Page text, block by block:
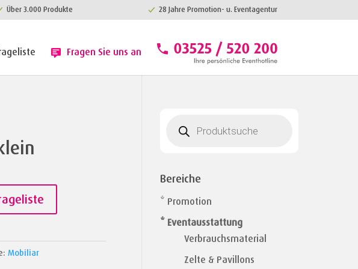
Über 3.000 Produkte 28 Jahre Promotion- u. Eventagentur
Fragen Sie uns an
Mobiliar
search
Bereiche
* Promotion
* Eventausstattung
Verbrauchsmaterial
Zelte & Pavillons